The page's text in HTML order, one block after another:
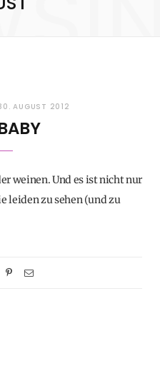
AUGUST 2012
weinen. Und es ist nicht nur
leiden zu sehen (und zu